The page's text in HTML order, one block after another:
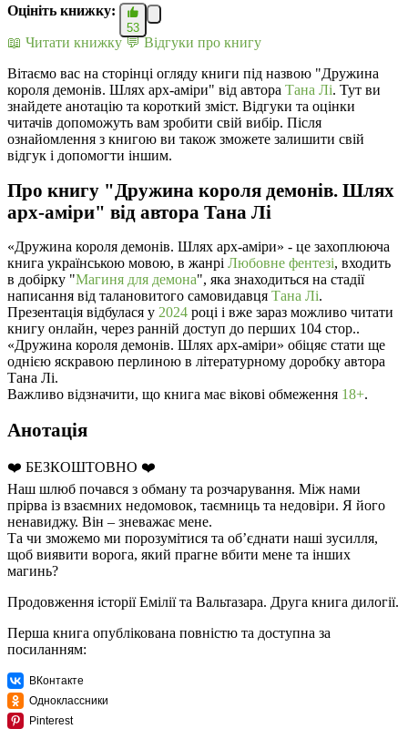
Оцініть книжку:
53
📖 Читати книжку 💬 Відгуки про книгу
Вітаємо вас на сторінці огляду книги під назвою "Дружина
короля демонів. Шлях арх-аміри" від автора Тана Лі. Тут ви
знайдете анотацію та короткий зміст. Відгуки та оцінки
читачів допоможуть вам зробити свій вибір. Після
ознайомлення з книгою ви також зможете залишити свій
відгук і допомогти іншим.
Про книгу "Дружина короля демонів. Шлях
арх-аміри" від автора Тана Лі
«Дружина короля демонів. Шлях арх-аміри» - це захоплююча
книга українською мовою, в жанрі Любовне фентезі, входить
в добірку "Магиня для демона", яка знаходиться на стадії
написання від талановитого самовидавця Тана Лі.
Презентація відбулася у 2024 році і вже зараз можливо читати
книгу онлайн, через ранній доступ до перших 104 стор..
«Дружина короля демонів. Шлях арх-аміри» обіцяє стати ще
однією яскравою перлиною в літературному доробку автора
Тана Лі.
Важливо відзначити, що книга має вікові обмеження 18+.
Анотація
❤️ БЕЗКОШТОВНО ❤️
Наш шлюб почався з обману та розчарування. Між нами
прірва із взаємних недомовок, таємниць та недовіри. Я його
ненавиджу. Він – зневажає мене.
Та чи зможемо ми порозумітися та об’єднати наші зусилля,
щоб виявити ворога, який прагне вбити мене та інших
магинь?
Продовження історії Емілії та Вальтазара. Друга книга дилогії.
Перша книга опублікована повністю та доступна за
посиланням:
ВКонтакте
Одноклассники
Pinterest